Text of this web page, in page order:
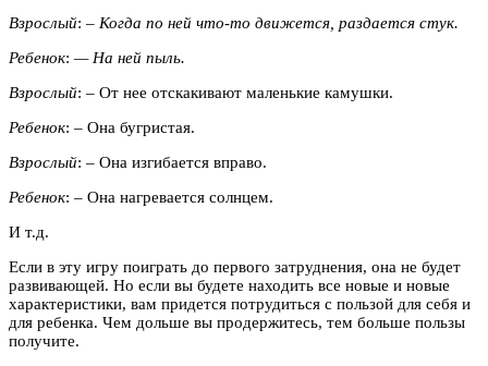
Взрослый: – Когда по ней что-то движется, раздается стук.
Ребенок: — На ней пыль.
Взрослый: – От нее отскакивают маленькие камушки.
Ребенок: – Она бугристая.
Взрослый: – Она изгибается вправо.
Ребенок: – Она нагревается солнцем.
И т.д.
Если в эту игру поиграть до первого затруднения, она не будет
развивающей. Но если вы будете находить все новые и новые
характеристики, вам придется потрудиться с пользой для себя и
для ребенка. Чем дольше вы продержитесь, тем больше пользы
получите.